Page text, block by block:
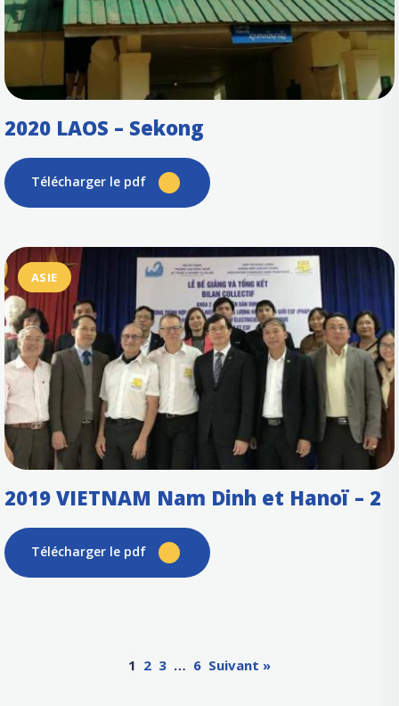
2020 LAOS – Sekong
Télécharger le pdf
2019 VIETNAM Nam Dinh et Hanoï – 2
ASIE
Télécharger le pdf
1 2 3 … 6 Suivant »